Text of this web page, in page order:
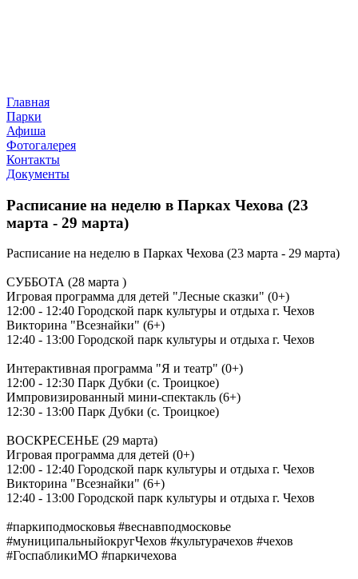
Главная
Парки
Афиша
Фотогалерея
Контакты
Документы
Расписание на неделю в Парках Чехова (23
марта - 29 марта)
Расписание на неделю в Парках Чехова (23 марта - 29 марта)
СУББОТА (28 марта )
Игровая программа для детей "Лесные сказки" (0+)
12:00 - 12:40 Городской парк культуры и отдыха г. Чехов
Викторина "Всезнайки" (6+)
12:40 - 13:00 Городской парк культуры и отдыха г. Чехов
Интерактивная программа "Я и театр" (0+)
12:00 - 12:30 Парк Дубки (с. Троицкое)
Импровизированный мини-спектакль (6+)
12:30 - 13:00 Парк Дубки (с. Троицкое)
ВОСКРЕСЕНЬЕ (29 марта)
Игровая программа для детей (0+)
12:00 - 12:40 Городской парк культуры и отдыха г. Чехов
Викторина "Всезнайки" (6+)
12:40 - 13:00 Городской парк культуры и отдыха г. Чехов
#паркиподмосковья #веснавподмосковье
#муниципальныйокругЧехов #культурачехов #чехов
#ГоспабликиМО #паркичехова